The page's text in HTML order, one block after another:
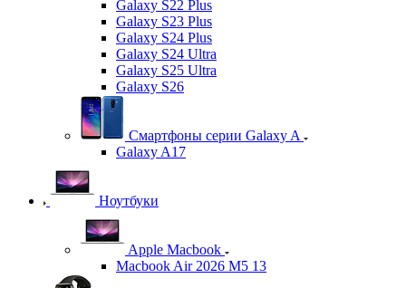
Galaxy S22 Plus
Galaxy S23 Plus
Galaxy S24 Plus
Galaxy S24 Ultra
Galaxy S25 Ultra
Galaxy S26
Смартфоны серии Galaxy A
Galaxy A17
Ноутбуки
Apple Macbook
Macbook Air 2026 M5 13